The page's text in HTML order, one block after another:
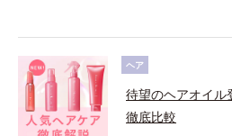
ヘア
待望のヘアオイル
徹底比較